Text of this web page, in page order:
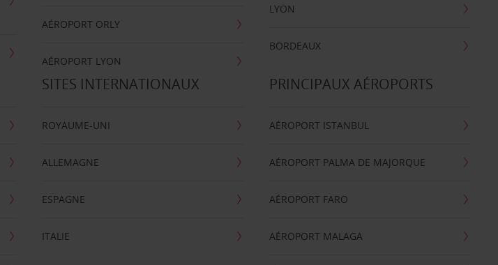
AÉROPORT ORLY
AÉROPORT LYON
LYON
BORDEAUX
SITES INTERNATIONAUX
ROYAUME-UNI
ALLEMAGNE
ESPAGNE
ITALIE
PRINCIPAUX AÉROPORTS
AÉROPORT ISTANBUL
AÉROPORT PALMA DE MAJORQUE
AÉROPORT FARO
AÉROPORT MALAGA